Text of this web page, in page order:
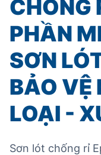
CHỐNG
PHẦN
SƠN
BẢO VỆ
LOẠI -
Sơn lót chống rỉ